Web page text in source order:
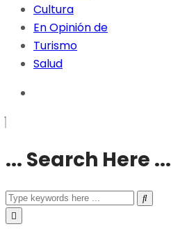
Cultura
En Opinión de
Turismo
Salud
... Search Here ...